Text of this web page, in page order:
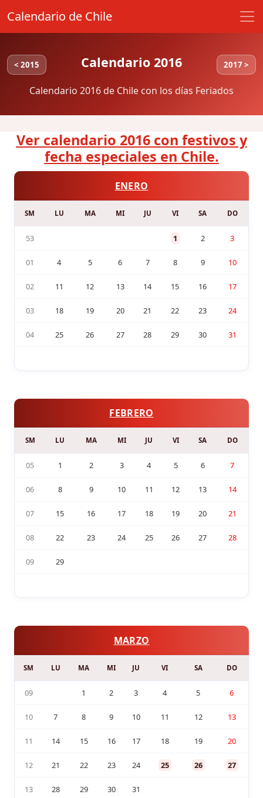
Calendario de Chile
< 2015 Calendario 2016 2017 >
Calendario 2016 de Chile con los días Feriados
Ver calendario 2016 con festivos y
fecha especiales en Chile.
ENERO
SM LU MA MI JU VI SA DO
53 1 2 3
01 4 5 6 7 8 9 10
02 11 12 13 14 15 16 17
03 18 19 20 21 22 23 24
04 25 26 27 28 29 30 31
FEBRERO
SM LU MA MI JU VI SA DO
05 1 2 3 4 5 6 7
06 8 9 10 11 12 13 14
07 15 16 17 18 19 20 21
08 22 23 24 25 26 27 28
09 29
MARZO
SM LU MA MI JU VI SA DO
09 1 2 3 4 5 6
10 7 8 9 10 11 12 13
11 14 15 16 17 18 19 20
12 21 22 23 24 25 26 27
13 28 29 30 31